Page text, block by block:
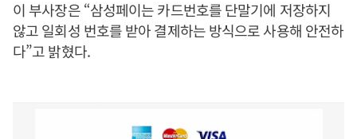
이 부사장은 “삼성페이는 카드번호를 단말기에 저장하지
않고 일회성 번호를 받아 결제하는 방식으로 사용해 안전하
다”고 밝혔다.